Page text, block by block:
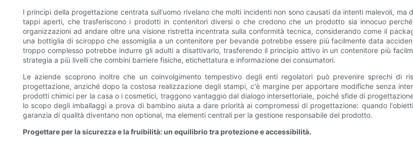
I principi della progettazione centrata sull'uomo rivelano che molti incidenti non sono causati da intenti malevoli,
tappi aperti, che trasferiscono i prodotti in contenitori diversi o che credono che un prodotto sia innocuo
organizzazioni ad andare oltre una visione ristretta incentrata sulla conformità tecnica, considerando come il
una bottiglia di sciroppo che assomiglia a un contenitore per bevande potrebbe essere più facilmente data
troppo complesso potrebbe indurre gli adulti a disattivarlo, trasferendo il principio attivo in un contenitore più
strategia a più livelli che combini barriere fisiche, etichettatura e informazione dei consumatori.
Le aziende scoprono inoltre che un coinvolgimento tempestivo degli enti regolatori può prevenire sprechi di
progettazione, anziché dopo la costosa realizzazione degli stampi, c'è margine per apportare modifiche senza
prodotti chimici per la casa o i cosmetici, traggono vantaggio dal dialogo intersettoriale, poiché sfide di
lo scopo degli imballaggi a prova di bambino aiuta a dare priorità ai compromessi di progettazione: quando
garanzia di qualità diventano non optional, ma elementi centrali per la gestione responsabile del prodotto.
Progettare per la sicurezza e la fruibilità: un equilibrio tra protezione e accessibilità.